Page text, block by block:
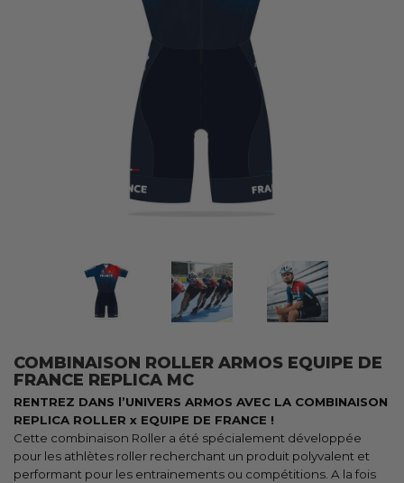
COMBINAISON ROLLER ARMOS EQUIPE DE
FRANCE REPLICA MC
RENTREZ DANS l’UNIVERS ARMOS AVEC LA COMBINAISON
REPLICA ROLLER x EQUIPE DE FRANCE !
Cette combinaison Roller a été spécialement développée
pour les athlètes roller recherchant un produit polyvalent et
performant pour les entrainements ou compétitions. A la fois